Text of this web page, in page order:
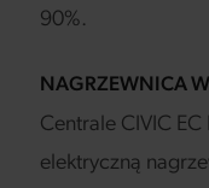
90%.
NAGRZEWNICA
Centrale CIVIC
elektryczną